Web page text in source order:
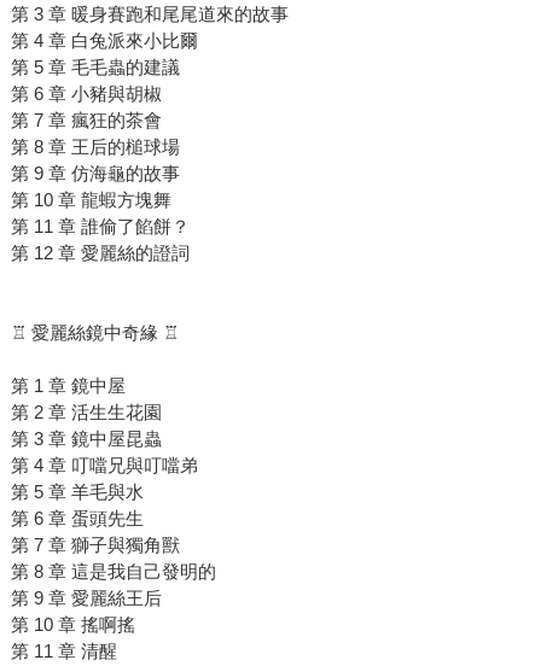
第 3 章 暖身賽跑和尾尾道來的故事
第 4 章 白兔派來小比爾
第 5 章 毛毛蟲的建議
第 6 章 小豬與胡椒
第 7 章 瘋狂的茶會
第 8 章 王后的槌球場
第 9 章 仿海龜的故事
第 10 章 龍蝦方塊舞
第 11 章 誰偷了餡餅？
第 12 章 愛麗絲的證詞
♖ 愛麗絲鏡中奇緣 ♖
第 1 章 鏡中屋
第 2 章 活生生花園
第 3 章 鏡中屋昆蟲
第 4 章 叮噹兄與叮噹弟
第 5 章 羊毛與水
第 6 章 蛋頭先生
第 7 章 獅子與獨角獸
第 8 章 這是我自己發明的
第 9 章 愛麗絲王后
第 10 章 搖啊搖
第 11 章 清醒